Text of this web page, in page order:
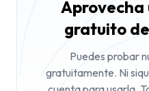
Aprovecha
gratuito
Puedes probar
gratuitamente. Ni